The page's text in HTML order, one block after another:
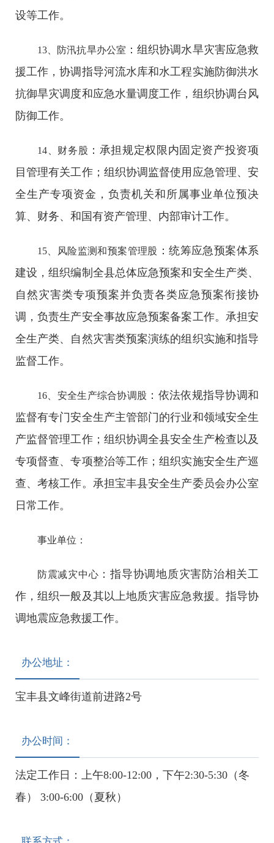
设等工作。
13、防汛抗旱办公室 ：组织协调水旱灾害应急救
援工作，协调指导河流水库和水工程实施防御洪水
抗御旱灾调度和应急水量调度工作，组织协调台风
防御工作。
14、财务股 ：承担规定权限内固定资产投资项
目管理有关工作；组织协调监督使用应急管理、安
全生产专项资金，负责机关和所属事业单位预决
算、财务、和国有资产管理、内部审计工作。
15、风险监测和预案管理股 ：统筹应急预案体系
建设，组织编制全县总体应急预案和安全生产类、
自然灾害类专项预案并负责各类应急预案衔接协
调，负责生产安全事故应急预案备案工作。承担安
全生产类、自然灾害类预案演练的组织实施和指导
监督工作。
16、安全生产综合协调股 ：依法依规指导协调和
监督有专门安全生产主管部门的行业和领域安全生
产监督管理工作；组织协调全县安全生产检查以及
专项督查、专项整治等工作；组织实施安全生产巡
查、考核工作。承担宝丰县安全生产委员会办公室
日常工作。
事业单位：
防震减灾中心 ：指导协调地质灾害防治相关工
作，组织一般及其以上地质灾害应急救援。指导协
调地震应急救援工作。
办公地址：
宝丰县文峰街道前进路2号
办公时间：
法定工作日：上午8:00-12:00，下午2:30-5:30（冬
春） 3:00-6:00（夏秋）